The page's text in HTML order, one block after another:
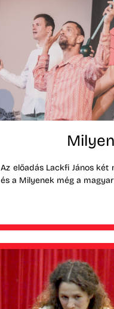
Az előadás Lackfi János
és a Milyenek még a